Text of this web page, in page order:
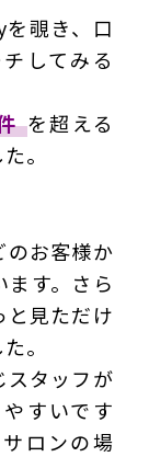
覗き、口
してみる
を超える
。
のお客様か
す。さら
と見ただけ
。
スタッフが
すいです
ロンの場